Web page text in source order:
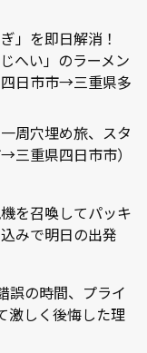
」を即日解消！
へい」のラーメン
日市市→三重県多
周穴埋め旅、スタ
三重県四日市市）
を召喚してパッキ
みで明日の出発
誤の時間、プライ
激しく後悔した理